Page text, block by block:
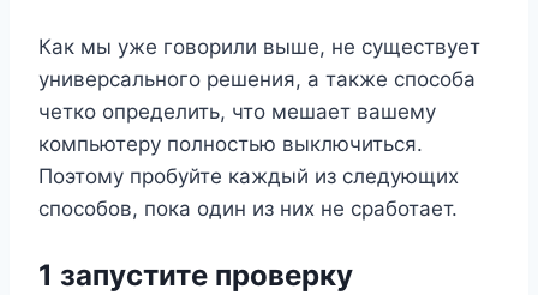
Как мы уже говорили выше, не существует
универсального решения, а также способа
четко определить, что мешает вашему
компьютеру полностью выключиться.
Поэтому пробуйте каждый из следующих
способов, пока один из них не сработает.
1 запустите проверку